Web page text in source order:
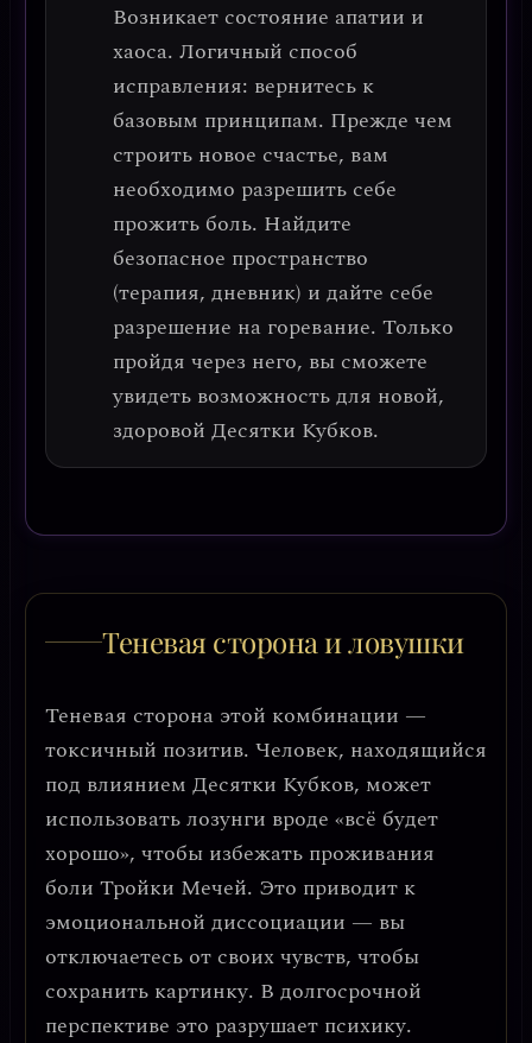
Возникает состояние апатии и
хаоса. Логичный способ
исправления: вернитесь к
базовым принципам. Прежде чем
строить новое счастье, вам
необходимо разрешить себе
прожить боль. Найдите
безопасное пространство
(терапия, дневник) и дайте себе
разрешение на горевание. Только
пройдя через него, вы сможете
увидеть возможность для новой,
здоровой Десятки Кубков.
Теневая сторона и ловушки
Теневая сторона этой комбинации —
токсичный позитив. Человек, находящийся
под влиянием Десятки Кубков, может
использовать лозунги вроде «всё будет
хорошо», чтобы избежать проживания
боли Тройки Мечей. Это приводит к
эмоциональной диссоциации — вы
отключаетесь от своих чувств, чтобы
сохранить картинку. В долгосрочной
перспективе это разрушает психику.